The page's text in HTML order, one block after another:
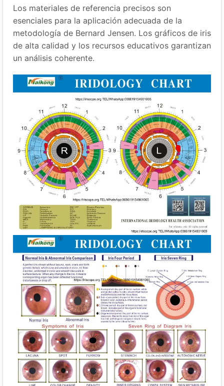
Los materiales de referencia precisos son
esenciales para la aplicación adecuada de la
metodología de Bernard Jensen. Los gráficos de iris
de alta calidad y los recursos educativos garantizan
un análisis coherente.